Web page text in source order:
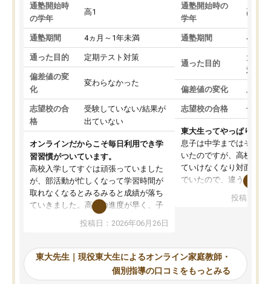
通塾開始時
の学年
高1
通塾期間 4ヵ月～1年未満
通った目的 定期テスト対策
偏差値の変
化
変わらなかった
志望校の合
格
受験していない/結果が
出ていない
オンラインだからこそ毎日利用でき学
習習慣がついています。
高校入学してすぐは頑張っていました
が、部活動が忙しくなって学習時間が
取れなくなるとみるみると成績が落ち
ていきました。高校の進度が早く、子
供も家に帰って勉強の話すると嫌な反
応を示します。東大先生にお願いして
れるので、親としても安心です。毎日
使える自習室とかもあり、わからない
ところがあれば先生が回答してくれる
投稿日：2026年06月26日
通塾開始時の
学年
高3
通塾期間 4ヵ月
通った目的
大学
対策
偏差値の変化
志望校の合格 合格
東大生ってやっぱりすご
息子は中学まではそこそ
いたのですが、高校に入
ていけなくなり対面の塾
でいたので、違うアプロ
で、当初は模試でD判定
自習室が毎日使えていつ
るのが心強かったよう
謝です。
投稿日：
東大先生｜現役東大生によるオンライン家庭教師・
個別指導の口コミをもっとみる